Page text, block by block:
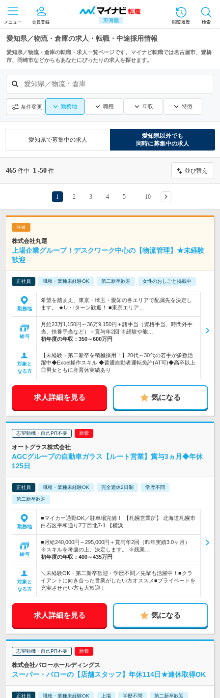
東海版
メニュー 会員登録 閲覧履歴 検索
愛知県／物流・倉庫の求人・転職・中途採用情報
愛知県／物流・倉庫の転職・求人一覧ページです。マイナビ転職では名古屋市、豊橋
市、岡崎市などからもあなたにぴったりの求人を探せます。
愛知県／物流・倉庫
条件変更 勤務地 職種 年収 特徴
愛知県で募集中の求人
愛知県以外でも
同時に募集中の求人
465 件中 1 -50 件 並び替え
1 2 3 4 5 10
株式会社丸運
上場企業グループ！デスクワーク中心の【物流管理】★未経験
歓迎
正社員 職種・業種未経験OK 第二新卒歓迎 女性のおしごと掲載中
勤務地
希望を踏まえ、東京・埼玉・愛知の各エリアで配属先を決定し
ます。 ★U・Iターン歓迎！ ■東京エリア…
給与
月給23万1,150円～36万9,150円＋諸手当（資格手当、時間外手
当、扶養手当など）＋賞与年2回 ※経験や能…
初年度の年収： 350～600万円
対象と
なる方
【未経験・第二新卒を積極採用！】20代～30代の若手が多数活
躍中◆Excel操作スキル ◆普通自動者運転免許(AT可)◆高卒以上
◎男女ともに産育休実績あり
求人詳細を見る 気になる
志望動機・自己PR不要
オートグラス株式会社
AGCグループの自動車ガラス【ルート営業】賞与3ヵ月◆年休
125日
正社員 職種・業種未経験OK 完全週休2日制 学歴不問
第二新卒歓迎
勤務地
■マイカー通勤OK／駐車場完備！ 【札幌営業所】 北海道札幌市
白石区平和通り7丁目北7-1 【横浜…
給与
■月給240,000円～295,000円＋賞与年2回（昨年実績3.0ヶ月）
※スキルを考慮の上、決定します。 ※残業…
初年度の年収： 400～435万円
対象と
なる方
＼未経験OK・第二新卒歓迎・学歴不問／先輩も活躍中！■クラ
イアントに向き合った営業がしたい方オススメ■プライベートを
充実させたい方も大歓迎！
求人詳細を見る 気になる
志望動機・自己PR不要
株式会社バローホールディングス
スーパー・バローの【店舗スタッフ】年休114日★連休取得OK
正社員 職種・業種未経験OK 上場 学歴不問 第二新卒歓迎